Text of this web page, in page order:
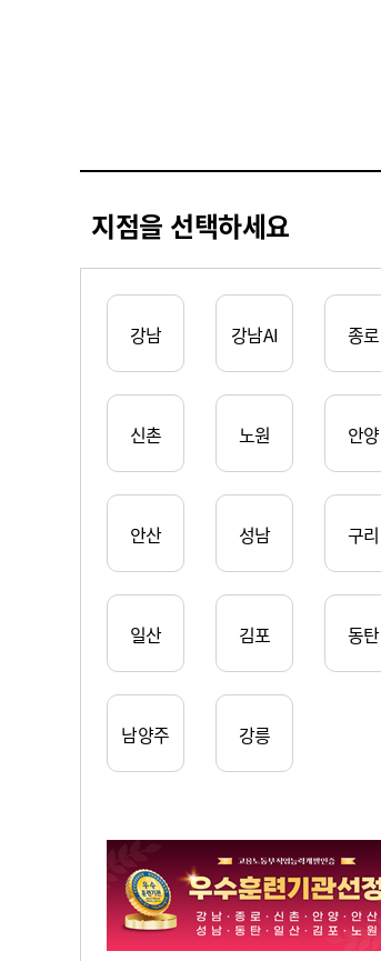
지점을 선택하세요
강남 강남AI 종로
신촌 노원 안양
안산 성남 구리
일산 김포 동탄
남양주 강릉